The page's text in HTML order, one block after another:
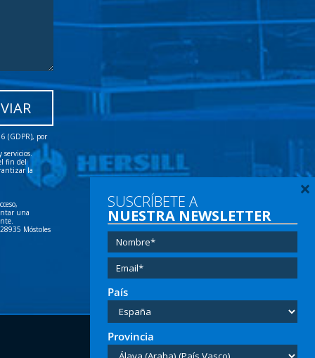
(GDPR), por
servicios.
fin del
la
una
Móstoles
Tel:(+34) 91 616 60 00
SUSCRÍBETE A
NUESTRA NEWSLETTER
País
Provincia
×